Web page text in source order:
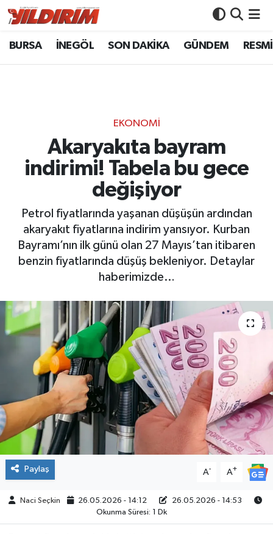
BURSA İNEGÖL SON DAKİKA GÜNDEM
EKONOMİ
Akaryakıta bayram
indirimi! Tabela bu gece
değişiyor
Petrol fiyatlarında yaşanan düşüşün ardından
akaryakıt fiyatlarına indirim yansıyor. Kurban
Bayramı’nın ilk günü olan 27 Mayıs’tan itibaren
benzin fiyatlarında düşüş bekleniyor. Detaylar
haberimizde…
Paylaş A- A+
Naci Seçkin 26.05.2026 - 14:12
26.05.2026 - 14:53
Okunma Süresi: 1 Dk
BURSA
GÜNDEM
RESMİ İLANLAR
SİYASET
YAŞAM
Bursa Nöbetçi Eczaneler
Bursa Trafik Yoğunluk Haritası
Süper Lig Puan Durumu ve Fikstür
Son Dakika Haberleri
Haber Arşivi